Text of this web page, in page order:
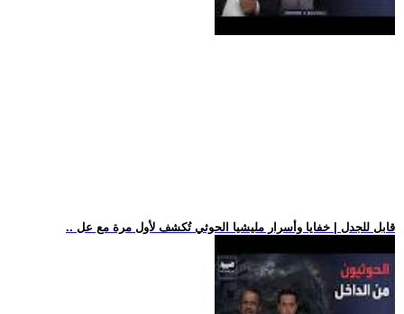
.. قابل للجدل | خفايا وأسرار مليشيا الحوثي تُكشف لأول مرة مع عل